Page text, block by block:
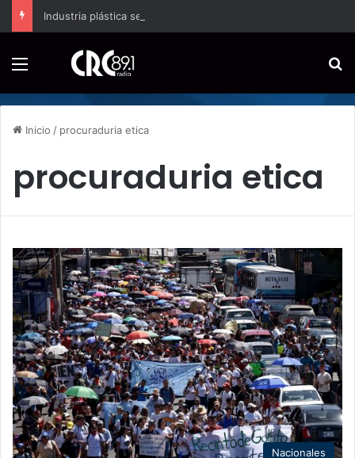
Industria plástica se suma a la economía circular
Inicio / procuraduria etica
procuraduria etica
Nacionales